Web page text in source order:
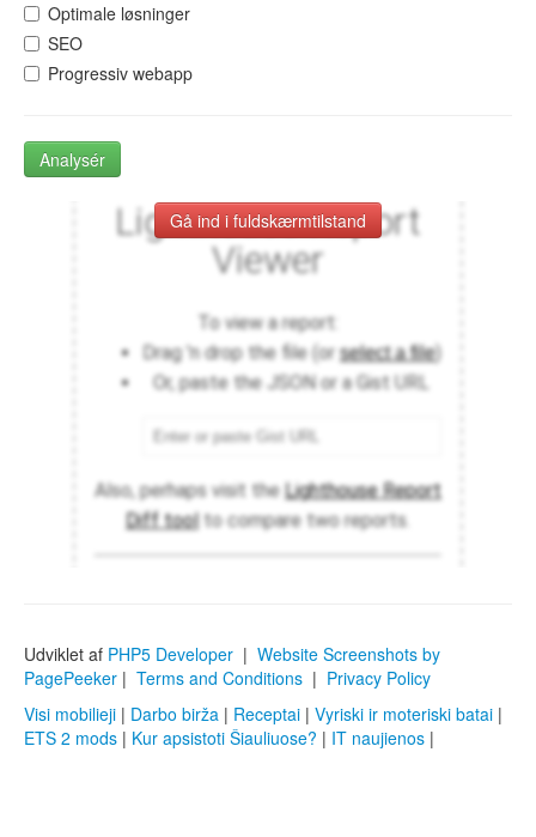
Optimale løsninger
SEO
Progressiv webapp
Analysér
Gå ind i fuldskærmtilstand
Udviklet af PHP5 Developer | Website Screenshots by
PagePeeker | Terms and Conditions | Privacy Policy
Visi mobilieji | Darbo birža | Receptai | Vyriski ir moteriski batai |
ETS 2 mods | Kur apsistoti Šiauliuose? | IT naujienos |